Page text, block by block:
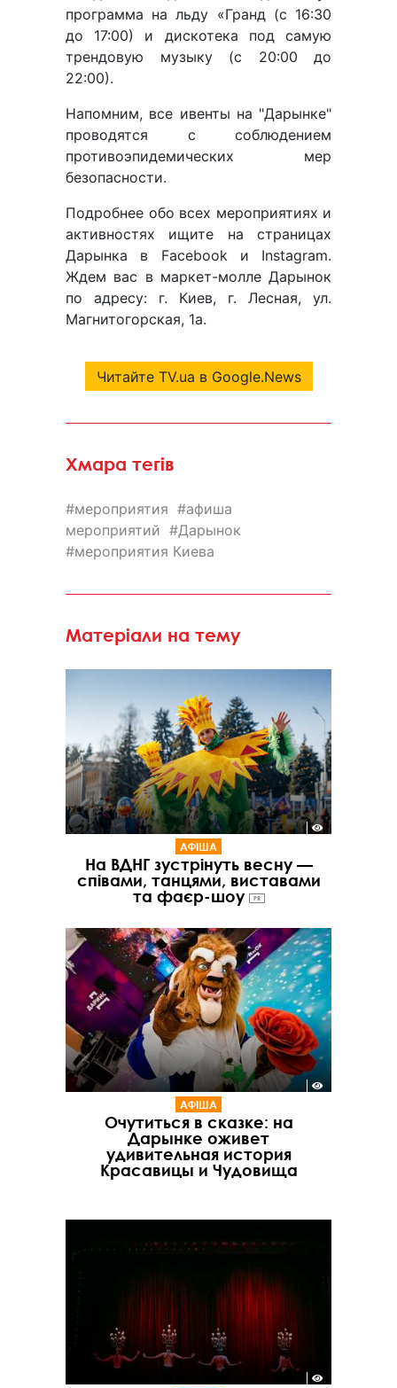
программа на льду «Гранд (с 16:30
до 17:00) и дискотека под самую
трендовую музыку (с 20:00 до
22:00).
Напомним, все ивенты на "Дарынке"
проводятся с соблюдением
противоэпидемических мер
безопасности.
Подробнее обо всех мероприятиях и
активностях ищите на страницах
Дарынка в Facebook и Instagram.
Ждем вас в маркет-молле Дарынок
по адресу: г. Киев, г. Лесная, ул.
Магнитогорская, 1а.
Читайте TV.ua в Google.News
Хмара тегів
мероприятия
афиша
мероприятий
Дарынок
мероприятия Киева
Матеріали на тему
АФІША
На ВДНГ зустрінуть весну —
співами, танцями, виставами
та фаєр-шоу
PR
АФІША
Очутиться в сказке: на
Дарынке оживет
удивительная история
Красавицы и Чудовища